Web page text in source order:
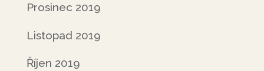
Prosinec 2019
Listopad 2019
Říjen 2019